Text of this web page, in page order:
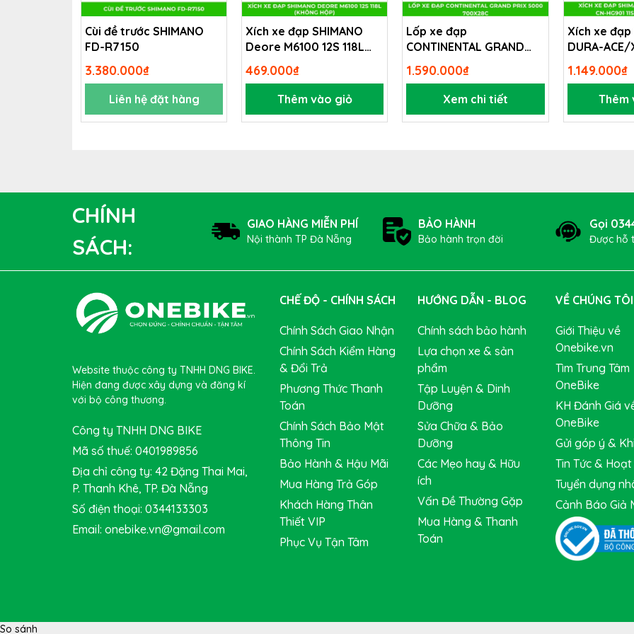
dễ dàng mang theo khi đạp xe để thay thế khi bị hỏng...
Móc củ đề TWITTERsử dụng cho các dòng xe sniper2.0, thudner, STEALTHpro, R10
Cùi đề trước SHIMANO
FD-R7150
3.380.000₫
Liên hệ đặt hàng
Xích xe đạp SHIMANO
Deore M6100 12S 118L
(không hộp)
469.000₫
Thêm vào giỏ
Lốp xe đạp
CONTINENTAL GRAND
PRIX 5000 700x28c
1.590.000₫
Xem chi tiết
Xích xe đạp
DURA-ACE/
HG901 11S
1.149.000₫
Thêm
CHÍNH
SÁCH:
GIAO HÀNG MIỄN PHÍ
Nội thành TP Đà Nẵng
BẢO HÀNH
Bảo hành trọn đời
Gọi
Được hỗ
Website thuộc công ty TNHH DNG BIKE.
Hiện đang được xây dựng và đăng kí
với bộ công thương.
Công ty TNHH DNG BIKE
Mã số thuế: 0401989856
Địa chỉ công ty: 42 Đặng Thai Mai,
P. Thanh Khê, TP. Đà Nẵng
Số điện thoại: 0344133303
Email: onebike.vn@gmail.com
CHẾ ĐỘ - CHÍNH SÁCH
Chính Sách Giao Nhận
Chính Sách Kiểm Hàng
& Đổi Trả
Phương Thức Thanh
Toán
Chính Sách Bảo Mật
Thông Tin
Bảo Hành & Hậu Mãi
Mua Hàng Trả Góp
Khách Hàng Thân
Thiết VIP
Phục Vụ Tận Tâm
HƯỚNG DẪN - BLOG
Chính sách bảo hành
Lựa chọn xe & sản
phẩm
Tập Luyện & Dinh
Dưỡng
Sửa Chữa & Bảo
Dưỡng
Các Mẹo hay & Hữu
ích
Vấn Đề Thường Gặp
Mua Hàng & Thanh
Toán
VỀ CHÚNG TÔI
Giới Thiệu về
Onebike.vn
Tìm Trung Tâm
OneBike
KH Đánh Giá
OneBike
Gửi góp ý &
Tin Tức &
Tuyển dụng
Cảnh Báo Giả
So sánh